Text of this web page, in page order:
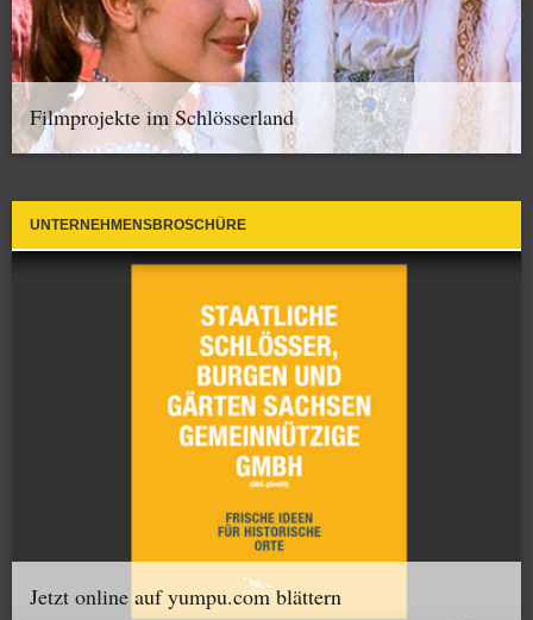
Filmprojekte im Schlösserland
UNTERNEHMENSBROSCHÜRE
Jetzt online auf yumpu.com blättern